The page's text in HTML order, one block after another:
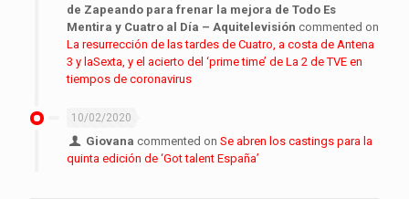
de Zapeando para frenar la mejora de Todo Es
Mentira y Cuatro al Día – Aquitelevisión commented on
La resurrección de las tardes de Cuatro, a costa de Antena
3 y laSexta, y el acierto del ‘prime time’ de La 2 de TVE en
tiempos de coronavirus
10/02/2020
Giovana commented onSe abren los castings para la
quinta edición de ‘Got talent España’